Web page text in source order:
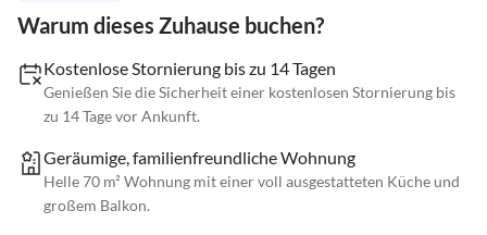
Warum dieses Zuhause buchen?
Kostenlose Stornierung bis zu 14 Tagen
Genießen Sie die Sicherheit einer kostenlosen Stornierung bis
zu 14 Tage vor Ankunft.
Geräumige, familienfreundliche Wohnung
Helle 70 m² Wohnung mit einer voll ausgestatteten Küche und
großem Balkon.